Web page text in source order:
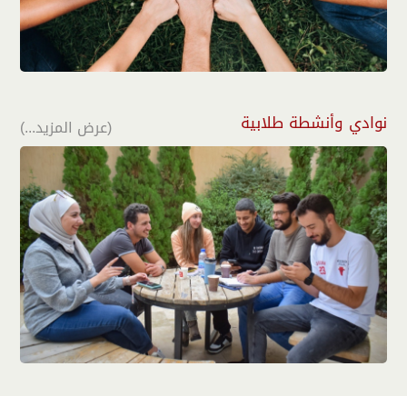
نوادي وأنشطة طلابية (عرض المزيد...)